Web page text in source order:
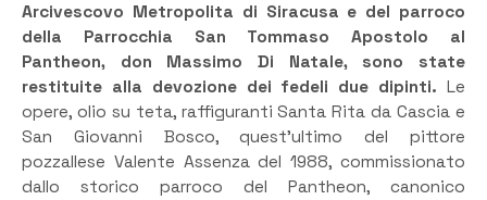
Arcivescovo Metropolita di Siracusa e del parroco
della Parrocchia San Tommaso Apostolo al
Pantheon, don Massimo Di Natale, sono state
restituite alla devozione dei fedeli due dipinti. Le
opere, olio su teta, raffiguranti Santa Rita da Cascia e
San Giovanni Bosco, quest’ultimo del pittore
pozzallese Valente Assenza del 1988, commissionato
dallo storico parroco del Pantheon, canonico